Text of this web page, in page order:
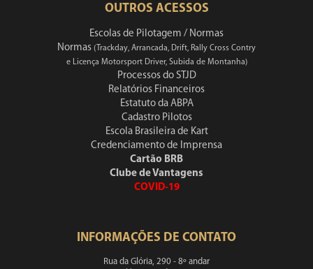
OUTROS ACESSOS
Escolas de Pilotagem / Normas
Normas (Trackday, Arrancada, Drift, Rally Cross Contry
e Licença Motorsport Driver, Subida de Montanha)
Processos do STJD
Relatórios Financeiros
Estatuto da ABPA
Cadastro Pilotos
Escola Brasileira de Kart
Credenciamento de Imprensa
Cartão BRB
Clube de Vantagens
COVID-19
INFORMAÇÕES DE CONTATO
Rua da Glória, 290 - 8º andar